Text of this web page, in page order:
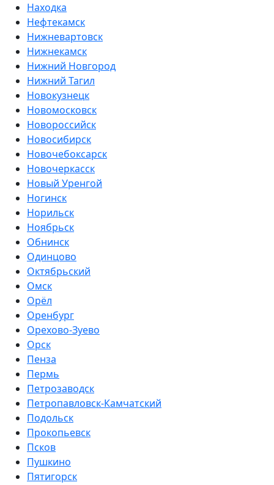
Находка
Нефтекамск
Нижневартовск
Нижнекамск
Нижний Новгород
Нижний Тагил
Новокузнецк
Новомосковск
Новороссийск
Новосибирск
Новочебоксарск
Новочеркасск
Новый Уренгой
Ногинск
Норильск
Ноябрьск
Обнинск
Одинцово
Октябрьский
Омск
Орёл
Оренбург
Орехово-Зуево
Орск
Пенза
Пермь
Петрозаводск
Петропавловск-Камчатский
Подольск
Прокопьевск
Псков
Пушкино
Пятигорск